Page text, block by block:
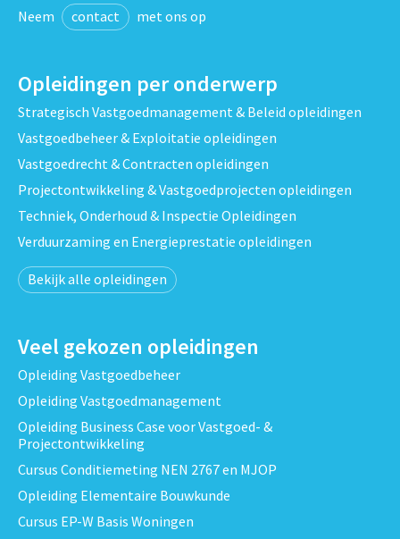
Neem contact met ons op
Opleidingen per onderwerp
Strategisch Vastgoedmanagement & Beleid opleidingen
Vastgoedbeheer & Exploitatie opleidingen
Vastgoedrecht & Contracten opleidingen
Projectontwikkeling & Vastgoedprojecten opleidingen
Techniek, Onderhoud & Inspectie Opleidingen
Verduurzaming en Energieprestatie opleidingen
Bekijk alle opleidingen
Veel gekozen opleidingen
Opleiding Vastgoedbeheer
Opleiding Vastgoedmanagement
Opleiding Business Case voor Vastgoed- &
Projectontwikkeling
Cursus Conditiemeting NEN 2767 en MJOP
Opleiding Elementaire Bouwkunde
Cursus EP-W Basis Woningen